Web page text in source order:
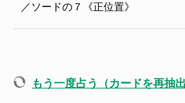
／ソードの７《正位置》
もう一度占う（カードを再抽出